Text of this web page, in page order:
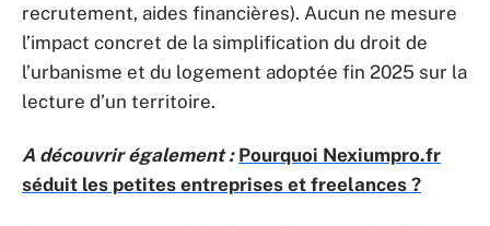
recrutement, aides financières). Aucun ne mesure
l’impact concret de la simplification du droit de
l’urbanisme et du logement adoptée fin 2025 sur la
lecture d’un territoire.
A découvrir également : Pourquoi Nexiumpro.fr
séduit les petites entreprises et freelances ?